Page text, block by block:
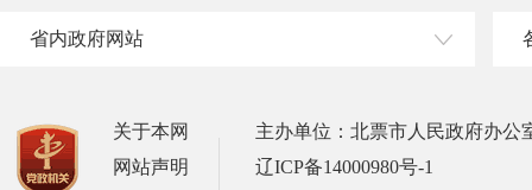
省内政府网站
关于本网
网站声明
主办单位：北票市人民政府办公
辽ICP备14000980号-1